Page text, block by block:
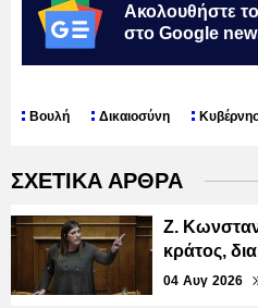
Ακολουθήστε
στο Google
Βουλή Δικαιοσύνη
ΣΧΕΤΙΚΑ ΑΡΘΡΑ
Ζ.
κράτος,
04 Αυγ 2026